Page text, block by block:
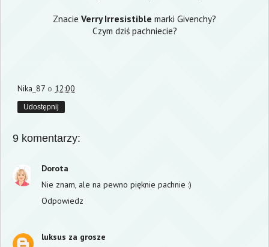
Znacie Verry Irresistible marki Givenchy?
Czym dziś pachniecie?
Nika_87 o 12:00
Udostępnij
9 komentarzy:
Dorota
Nie znam, ale na pewno pięknie pachnie :)
Odpowiedz
luksus za grosze